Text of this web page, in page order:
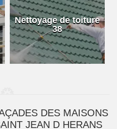
Nettoyage de toiture
38
DES MAISONS
JEAN D HERANS